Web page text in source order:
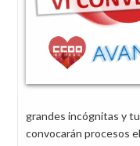
grandes incógnitas y
convocarán procesos